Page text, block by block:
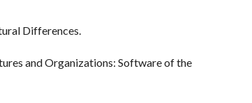
Differences.
and Organizations: Software of the